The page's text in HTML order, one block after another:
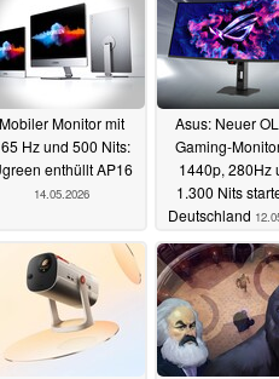
Mobiler Monitor mit
Hz und 500 Nits:
enthüllt AP16
14.05.2026
Asus: Neuer
Gaming-
1440p, 280Hz
1.300 Nits
Deutschland